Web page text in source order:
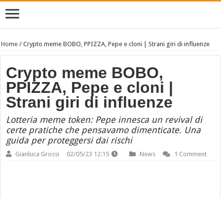
Home /Crypto meme BOBO, PPIZZA, Pepe e cloni | Strani giri di influenze
Crypto meme BOBO,
PPIZZA, Pepe e cloni |
Strani giri di influenze
Lotteria meme token: Pepe innesca un revival di
certe pratiche che pensavamo dimenticate. Una
guida per proteggersi dai rischi
Gianluca Grossi 02/05/23 12:15 News 1 Comment